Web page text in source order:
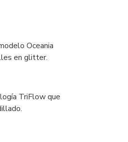
Oceania
en glitter.
TriFlow que